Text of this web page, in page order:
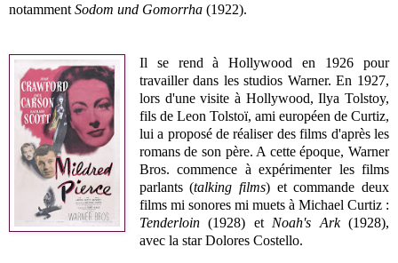
notamment Sodom und Gomorrha (1922).
Il se rend à Hollywood en 1926 pour
travailler dans les studios Warner. En 1927,
lors d'une visite à Hollywood,Ilya Tolstoy,
fils de Leon Tolstoï, ami européen de Curtiz,
lui a proposé de réaliser des films d'après les
romans de son père. A cette époque, Warner
Bros. commence à expérimenter les films
parlants (talking films) et commande deux
films mi sonores mi muets à Michael Curtiz :
Tenderloin(1928) et Noah's Ark(1928),
avec la star Dolores Costello.